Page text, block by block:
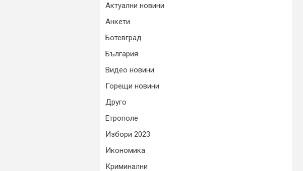
Актуални новини
Анкети
Ботевград
България
Видео новини
Горещи новини
Друго
Етрополе
Избори 2023
Икономика
Криминални